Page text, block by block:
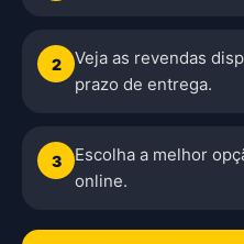
2
Veja as revendas
prazo de entrega.
3
Escolha a melhor
online.